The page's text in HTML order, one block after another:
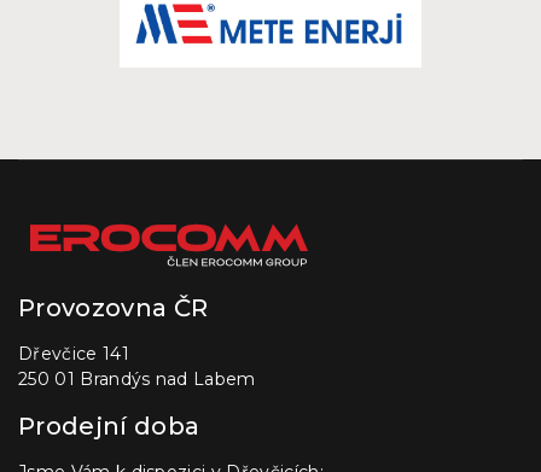
Provozovna ČR
Dřevčice 141
250 01 Brandýs nad Labem
Prodejní doba